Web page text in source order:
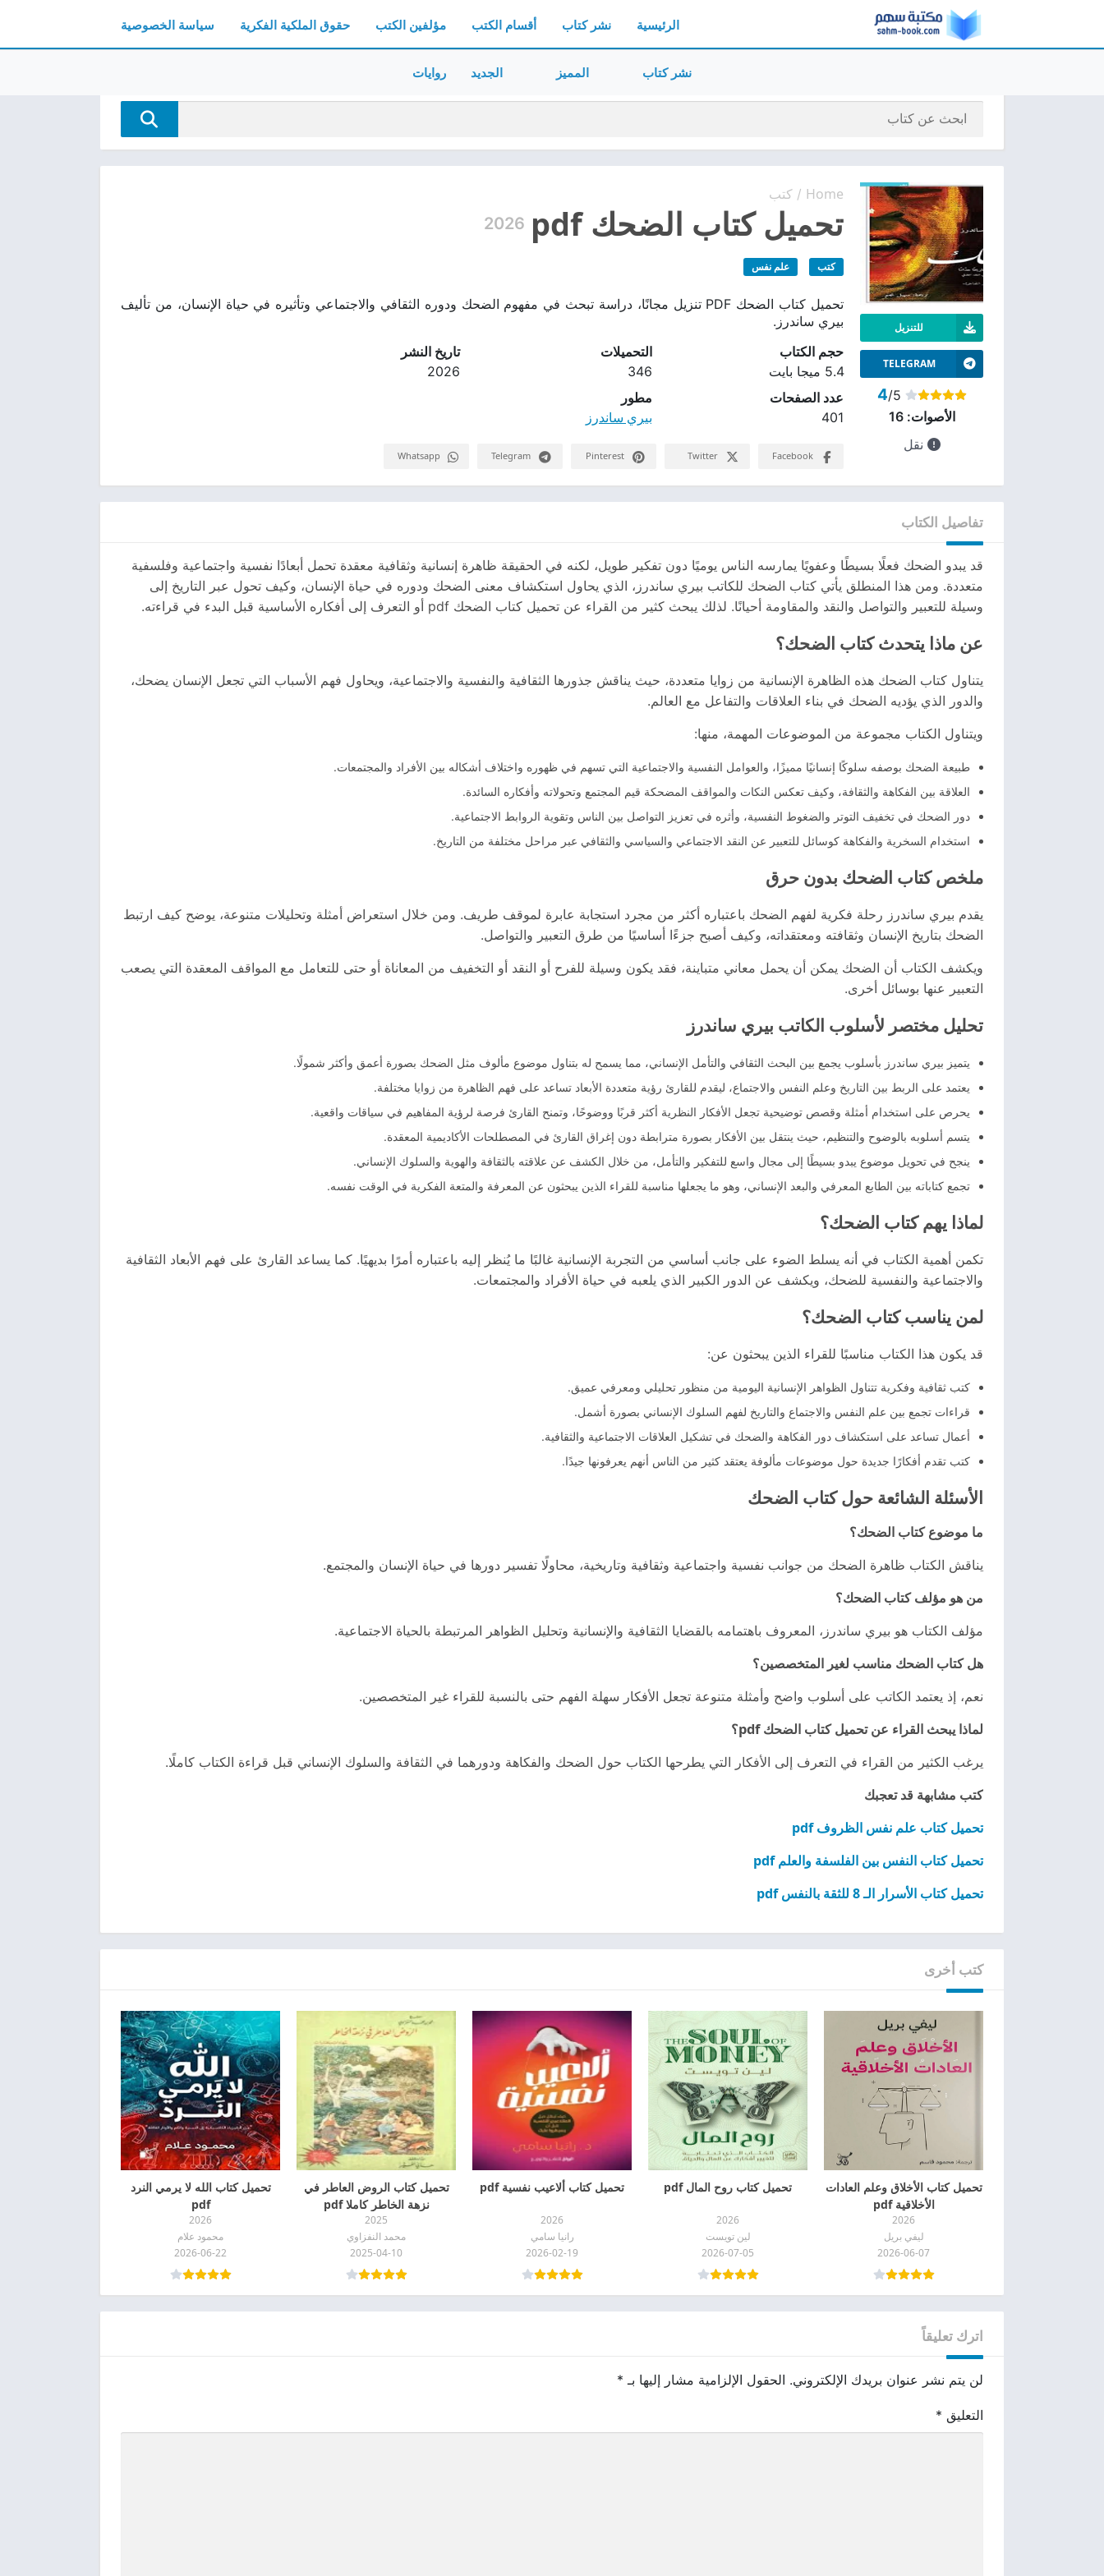
الرئيسية نشر كتاب أقسام الكتب مؤلفين الكتب حقوق الملكية الفكرية سياسة الخصوصية
نشر كتاب المميز الجديد روايات
Home
/ كتب
تحميل كتاب الضحك pdf 2026
كتب علم نفس
تحميل كتاب الضحك PDF تنزيل مجانًا، دراسة تبحث في مفهوم الضحك ودوره الثقافي والاجتماعي وتأثيره في حياة الإنسان، من تأليف
بيري ساندرز.
للتنزيل
TELEGRAM
4/5
الأصوات:16
نقل
حجم الكتاب
5.4 ميجا بايت
التحميلات
346
تاريخ النشر
2026
عدد الصفحات
401
مطور
بيري ساندرز
Facebook
Twitter
Pinterest
Telegram
Whatsapp
تفاصيل الكتاب
قد يبدو الضحك فعلًا بسيطًا وعفويًا يمارسه الناس يوميًا دون تفكير طويل، لكنه في الحقيقة ظاهرة إنسانية وثقافية معقدة تحمل أبعادًا نفسية واجتماعية وفلسفية
متعددة. ومن هذا المنطلق يأتي كتاب الضحك للكاتب بيري ساندرز، الذي يحاول استكشاف معنى الضحك ودوره في حياة الإنسان، وكيف تحول عبر التاريخ إلى
وسيلة للتعبير والتواصل والنقد والمقاومة أحيانًا. لذلك يبحث كثير من القراء عن تحميل كتاب الضحك pdf أو التعرف إلى أفكاره الأساسية قبل البدء في قراءته.
عن ماذا يتحدث كتاب الضحك؟
يتناول كتاب الضحك هذه الظاهرة الإنسانية من زوايا متعددة، حيث يناقش جذورها الثقافية والنفسية والاجتماعية، ويحاول فهم الأسباب التي تجعل الإنسان يضحك،
والدور الذي يؤديه الضحك في بناء العلاقات والتفاعل مع العالم.
ويتناول الكتاب مجموعة من الموضوعات المهمة، منها:
طبيعة الضحك بوصفه سلوكًا إنسانيًا مميزًا، والعوامل النفسية والاجتماعية التي تسهم في ظهوره واختلاف أشكاله بين الأفراد والمجتمعات.
العلاقة بين الفكاهة والثقافة، وكيف تعكس النكات والمواقف المضحكة قيم المجتمع وتحولاته وأفكاره السائدة.
دور الضحك في تخفيف التوتر والضغوط النفسية، وأثره في تعزيز التواصل بين الناس وتقوية الروابط الاجتماعية.
استخدام السخرية والفكاهة كوسائل للتعبير عن النقد الاجتماعي والسياسي والثقافي عبر مراحل مختلفة من التاريخ.
ملخص كتاب الضحك بدون حرق
يقدم بيري ساندرز رحلة فكرية لفهم الضحك باعتباره أكثر من مجرد استجابة عابرة لموقف طريف. ومن خلال استعراض أمثلة وتحليلات متنوعة، يوضح كيف ارتبط
الضحك بتاريخ الإنسان وثقافته ومعتقداته، وكيف أصبح جزءًا أساسيًا من طرق التعبير والتواصل.
ويكشف الكتاب أن الضحك يمكن أن يحمل معاني متباينة، فقد يكون وسيلة للفرح أو النقد أو التخفيف من المعاناة أو حتى للتعامل مع المواقف المعقدة التي يصعب
التعبير عنها بوسائل أخرى.
تحليل مختصر لأسلوب الكاتب بيري ساندرز
يتميز بيري ساندرز بأسلوب يجمع بين البحث الثقافي والتأمل الإنساني، مما يسمح له بتناول موضوع مألوف مثل الضحك بصورة أعمق وأكثر شمولًا.
يعتمد على الربط بين التاريخ وعلم النفس والاجتماع، ليقدم للقارئ رؤية متعددة الأبعاد تساعد على فهم الظاهرة من زوايا مختلفة.
يحرص على استخدام أمثلة وقصص توضيحية تجعل الأفكار النظرية أكثر قربًا ووضوحًا، وتمنح القارئ فرصة لرؤية المفاهيم في سياقات واقعية.
يتسم أسلوبه بالوضوح والتنظيم، حيث ينتقل بين الأفكار بصورة مترابطة دون إغراق القارئ في المصطلحات الأكاديمية المعقدة.
ينجح في تحويل موضوع يبدو بسيطًا إلى مجال واسع للتفكير والتأمل، من خلال الكشف عن علاقته بالثقافة والهوية والسلوك الإنساني.
تجمع كتاباته بين الطابع المعرفي والبعد الإنساني، وهو ما يجعلها مناسبة للقراء الذين يبحثون عن المعرفة والمتعة الفكرية في الوقت نفسه.
لماذا يهم كتاب الضحك؟
تكمن أهمية الكتاب في أنه يسلط الضوء على جانب أساسي من التجربة الإنسانية غالبًا ما يُنظر إليه باعتباره أمرًا بديهيًا. كما يساعد القارئ على فهم الأبعاد الثقافية
والاجتماعية والنفسية للضحك، ويكشف عن الدور الكبير الذي يلعبه في حياة الأفراد والمجتمعات.
لمن يناسب كتاب الضحك؟
قد يكون هذا الكتاب مناسبًا للقراء الذين يبحثون عن:
كتب ثقافية وفكرية تتناول الظواهر الإنسانية اليومية من منظور تحليلي ومعرفي عميق.
قراءات تجمع بين علم النفس والاجتماع والتاريخ لفهم السلوك الإنساني بصورة أشمل.
أعمال تساعد على استكشاف دور الفكاهة والضحك في تشكيل العلاقات الاجتماعية والثقافية.
كتب تقدم أفكارًا جديدة حول موضوعات مألوفة يعتقد كثير من الناس أنهم يعرفونها جيدًا.
الأسئلة الشائعة حول كتاب الضحك
ما موضوع كتاب الضحك؟
يناقش الكتاب ظاهرة الضحك من جوانب نفسية واجتماعية وثقافية وتاريخية، محاولًا تفسير دورها في حياة الإنسان والمجتمع.
من هو مؤلف كتاب الضحك؟
مؤلف الكتاب هو بيري ساندرز، المعروف باهتمامه بالقضايا الثقافية والإنسانية وتحليل الظواهر المرتبطة بالحياة الاجتماعية.
هل كتاب الضحك مناسب لغير المتخصصين؟
نعم، إذ يعتمد الكاتب على أسلوب واضح وأمثلة متنوعة تجعل الأفكار سهلة الفهم حتى بالنسبة للقراء غير المتخصصين.
لماذا يبحث القراء عن تحميل كتاب الضحك pdf؟
يرغب الكثير من القراء في التعرف إلى الأفكار التي يطرحها الكتاب حول الضحك والفكاهة ودورهما في الثقافة والسلوك الإنساني قبل قراءة الكتاب كاملًا.
كتب مشابهة قد تعجبك
تحميل كتاب علم نفس الظروف pdf
تحميل كتاب النفس بين الفلسفة والعلم pdf
تحميل كتاب الأسرار الـ 8 للثقة بالنفس pdf
كتب أخرى
تحميل كتاب الأخلاق وعلم العادات
الأخلاقية pdf
2026
ليفي بريل
2026-06-07
تحميل كتاب روح المال pdf
2026
لين تويست
2026-07-05
تحميل كتاب ألاعيب نفسية pdf
2026
رانيا سامي
2026-02-19
تحميل كتاب الروض العاطر في
نزهة الخاطر كاملا pdf
2025
محمد النفزاوي
2025-04-10
تحميل كتاب الله لا يرمي النرد
pdf
2026
محمود علام
2026-06-22
اترك تعليقاً
لن يتم نشر عنوان بريدك الإلكتروني. الحقول الإلزامية مشار إليها بـ *
التعليق *